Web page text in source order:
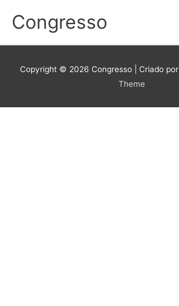
paraCongresso
Copyright © 2026 Congresso| Criado por
Theme